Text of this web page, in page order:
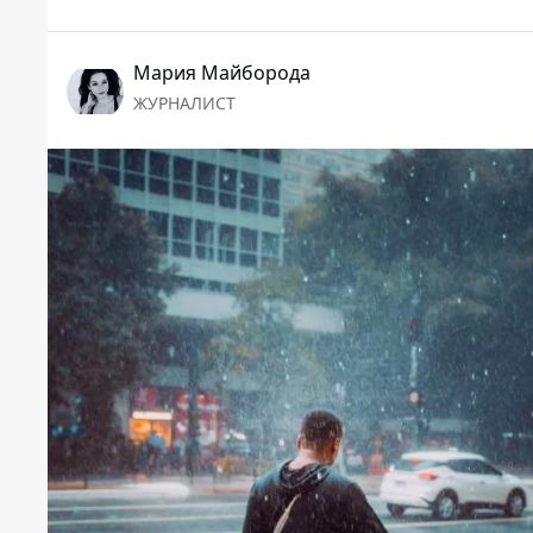
Мария Майборода
ЖУРНАЛИСТ